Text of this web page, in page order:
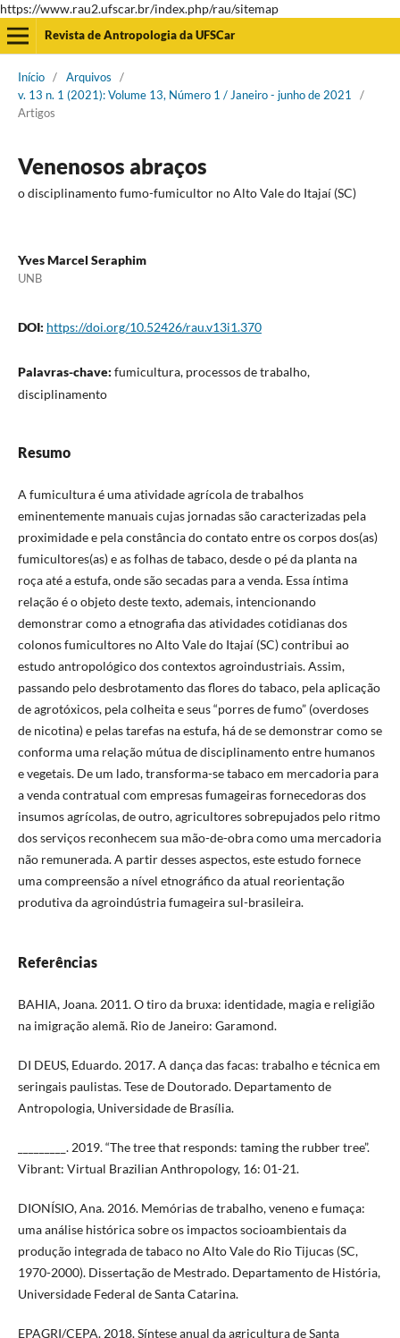
https://www.rau2.ufscar.br/index.php/rau/sitemap
Revista de Antropologia da UFSCar
Início / Arquivos
/
v. 13 n. 1 (2021): Volume 13, Número 1 / Janeiro - junho de 2021
/
Artigos
Venenosos abraços
o disciplinamento fumo-fumicultor no Alto Vale do Itajaí (SC)
Yves Marcel Seraphim
UNB
DOI: https://doi.org/10.52426/rau.v13i1.370
Palavras-chave: fumicultura, processos de trabalho,
disciplinamento
Resumo
A fumicultura é uma atividade agrícola de trabalhos
eminentemente manuais cujas jornadas são caracterizadas pela
proximidade e pela constância do contato entre os corpos dos(as)
fumicultores(as) e as folhas de tabaco, desde o pé da planta na
roça até a estufa, onde são secadas para a venda. Essa íntima
relação é o objeto deste texto, ademais, intencionando
demonstrar como a etnografia das atividades cotidianas dos
colonos fumicultores no Alto Vale do Itajaí (SC) contribui ao
estudo antropológico dos contextos agroindustriais. Assim,
passando pelo desbrotamento das flores do tabaco, pela aplicação
de agrotóxicos, pela colheita e seus “porres de fumo” (overdoses
de nicotina) e pelas tarefas na estufa, há de se demonstrar como se
conforma uma relação mútua de disciplinamento entre humanos
e vegetais. De um lado, transforma-se tabaco em mercadoria para
a venda contratual com empresas fumageiras fornecedoras dos
insumos agrícolas, de outro, agricultores sobrepujados pelo ritmo
dos serviços reconhecem sua mão-de-obra como uma mercadoria
não remunerada. A partir desses aspectos, este estudo fornece
uma compreensão a nível etnográfico da atual reorientação
produtiva da agroindústria fumageira sul-brasileira.
Referências
BAHIA, Joana. 2011. O tiro da bruxa: identidade, magia e religião
na imigração alemã. Rio de Janeiro: Garamond.
DI DEUS, Eduardo. 2017. A dança das facas: trabalho e técnica em
seringais paulistas. Tese de Doutorado. Departamento de
Antropologia, Universidade de Brasília.
_________. 2019. “The tree that responds: taming the rubber tree”.
Vibrant: Virtual Brazilian Anthropology, 16: 01-21.
DIONÍSIO, Ana. 2016. Memórias de trabalho, veneno e fumaça:
uma análise histórica sobre os impactos socioambientais da
produção integrada de tabaco no Alto Vale do Rio Tijucas (SC,
1970-2000). Dissertação de Mestrado. Departamento de História,
Universidade Federal de Santa Catarina.
EPAGRI/CEPA. 2018. Síntese anual da agricultura de Santa